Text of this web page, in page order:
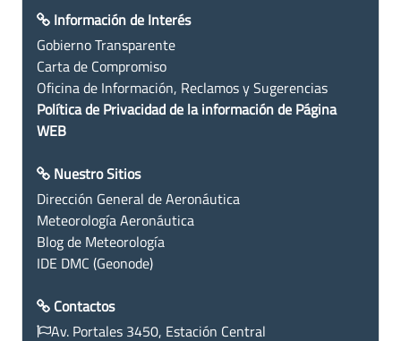
Información de Interés
Gobierno Transparente
Carta de Compromiso
Oficina de Información, Reclamos y Sugerencias
Política de Privacidad de la información de Página
WEB
Nuestro Sitios
Dirección General de Aeronáutica
Meteorología Aeronáutica
Blog de Meteorología
IDE DMC (Geonode)
Contactos
Av. Portales 3450, Estación Central